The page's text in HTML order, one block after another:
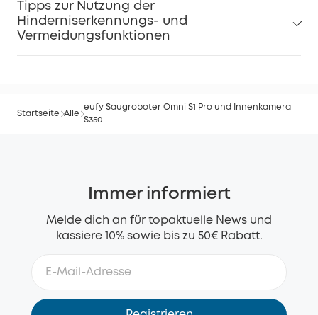
Tipps zur Nutzung der
Hinderniserkennungs- und
Vermeidungsfunktionen
Startseite Alle
eufy Saugroboter Omni S1 Pro und Innenkamera
S350
Immer informiert
Melde dich an für topaktuelle News und
kassiere 10% sowie bis zu 50€ Rabatt.